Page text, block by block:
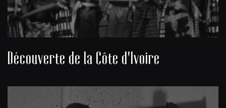
Découverte de la Côte d'Ivoire